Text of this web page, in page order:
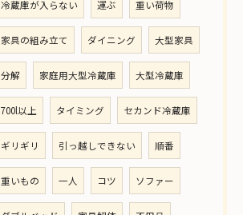
冷蔵庫が入らない 運ぶ 重い荷物
家具の組み立て ダイニング 大型家具
分解 家庭用大型冷蔵庫 大型冷蔵庫
700l以上 タイミング セカンド冷蔵庫
ギリギリ 引っ越しできない 順番
重いもの 一人 コツ ソファー